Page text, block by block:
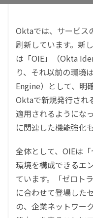
Oktaでは、サービス
刷新しています。新
は「OIE」（Okta
り、それ以前の環境
Engine）として、明
Oktaで新規発行され
適用されるようにな
に関連した機能強化
全体として、OIEは
環境を構成できるエ
ています。「ゼロト
に合わせて登場した
の、企業ネットワー